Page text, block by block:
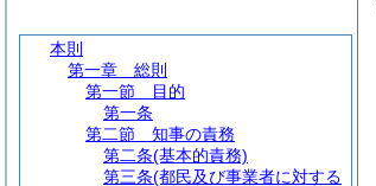
本則
第一章
総則
第一節
目的
第一条
第二節
知事の責務
第二条(基本的責務)
第三条(都民及び事業者に対する